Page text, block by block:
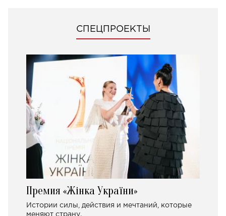
СПЕЦПРОЕКТЫ
Премия «Жінка України»
Истории силы, действия и мечтаний, которые
меняют страну.